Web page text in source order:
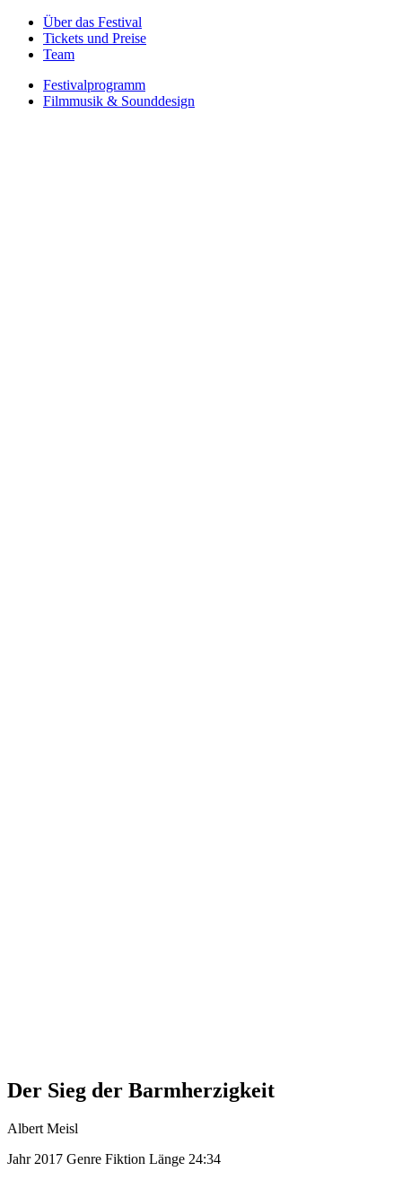
Über das Festival
Tickets und Preise
Team
Festivalprogramm
Filmmusik & Sounddesign
Der Sieg der Barmherzigkeit
Albert Meisl
Jahr2017 Genre Fiktion Länge 24:34